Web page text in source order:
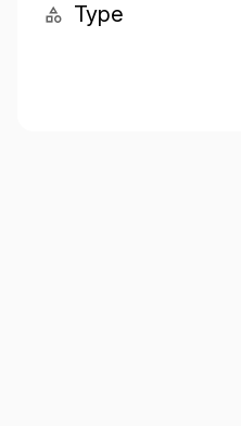
Type